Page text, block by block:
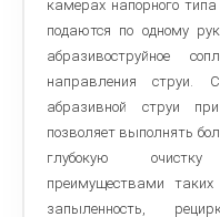
камерах напорного
подаются по одному
абразивоструйное
направления струи.
абразивной струи
позволяет выполнять
глубокую
преимуществами
запыленность,